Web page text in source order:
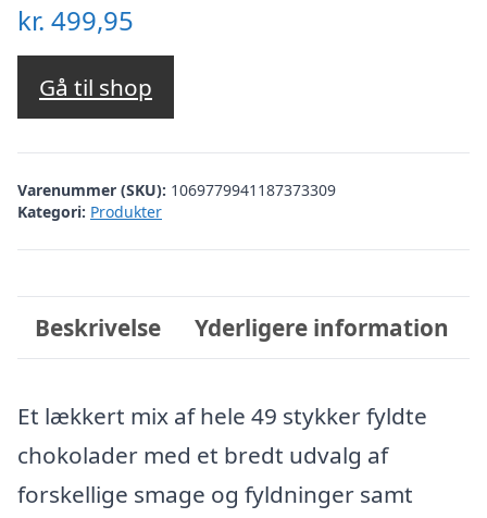
kr. 499,95
Gå til shop
Varenummer (SKU): 1069779941187373309
Kategori: Produkter
Beskrivelse Yderligere information
Et lækkert mix af hele 49 stykker fyldte
chokolader med et bredt udvalg af
forskellige smage og fyldninger samt